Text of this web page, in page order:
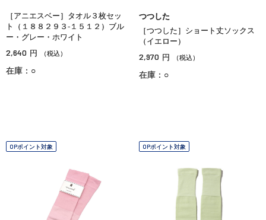
［アニエスベー］タオル３枚セッ
ト（１８８２９３‐１５１２）ブル
ー・グレー・ホワイト
2,640 円 （税込）
在庫：○
つつした
［つつした］ショート丈ソックス
（イエロー）
2,970 円 （税込）
在庫：○
OPポイント対象 OPポイント対象